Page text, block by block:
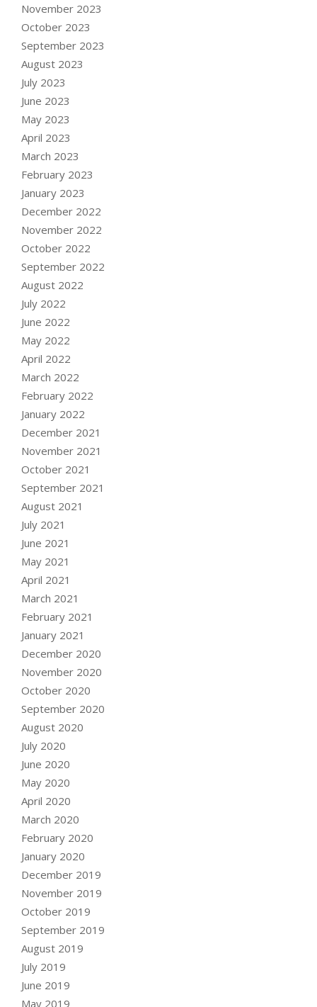
November 2023
October 2023
September 2023
August 2023
July 2023
June 2023
May 2023
April 2023
March 2023
February 2023
January 2023
December 2022
November 2022
October 2022
September 2022
August 2022
July 2022
June 2022
May 2022
April 2022
March 2022
February 2022
January 2022
December 2021
November 2021
October 2021
September 2021
August 2021
July 2021
June 2021
May 2021
April 2021
March 2021
February 2021
January 2021
December 2020
November 2020
October 2020
September 2020
August 2020
July 2020
June 2020
May 2020
April 2020
March 2020
February 2020
January 2020
December 2019
November 2019
October 2019
September 2019
August 2019
July 2019
June 2019
May 2019